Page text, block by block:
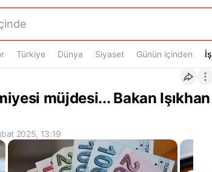
Türkiye Dünya Siyaset Günün içinden İş
İş
müjdesi... Bakan Işıkhan
2025, 13:19